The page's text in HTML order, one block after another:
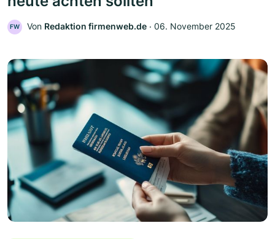
FW Von Redaktion firmenweb.de ‧ 06. November 2025